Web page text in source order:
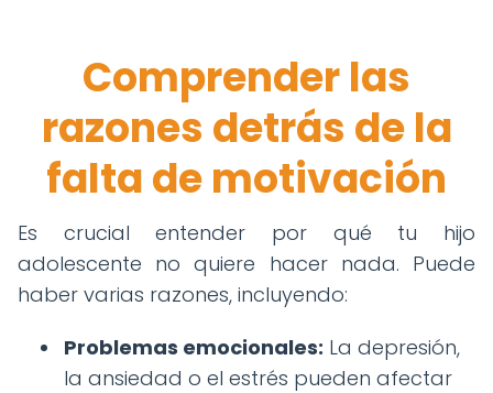
Comprender las
razones detrás de la
falta de motivación
Es crucial entender por qué tu hijo
adolescente no quiere hacer nada. Puede
haber varias razones, incluyendo:
Problemas emocionales: La depresión,
la ansiedad o el estrés pueden afectar